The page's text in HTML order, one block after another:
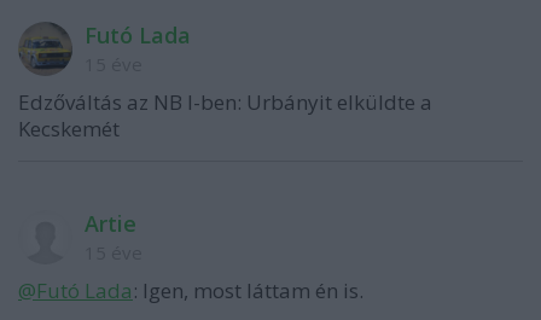
Futó Lada
Edzőváltás az NB I-ben: Urbányit elküldte a
Kecskemét
Artie
@Futó Lada: Igen, most láttam én is.